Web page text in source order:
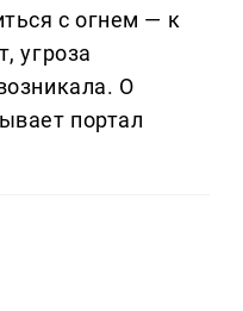
с огнем — к
угроза
О
портал